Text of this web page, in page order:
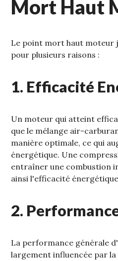
Mort Haut
Le point mort haut moteur
pour plusieurs raisons :
1. Efficacité
Un moteur qui atteint
que le mélange air-
manière optimale‚ ce qui
énergétique. Une
entraîner une combustion
ainsi l'efficacité
2.
La performance générale
largement influencée par